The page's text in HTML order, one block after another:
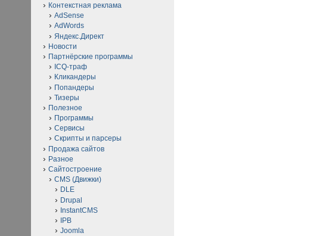
Контекстная реклама
AdSense
AdWords
Яндекс.Директ
Новости
Партнёрские программы
ICQ-траф
Кликандеры
Попандеры
Тизеры
Полезное
Программы
Сервисы
Скрипты и парсеры
Продажа сайтов
Разное
Сайтостроение
CMS (Движки)
DLE
Drupal
InstantCMS
IPB
Joomla